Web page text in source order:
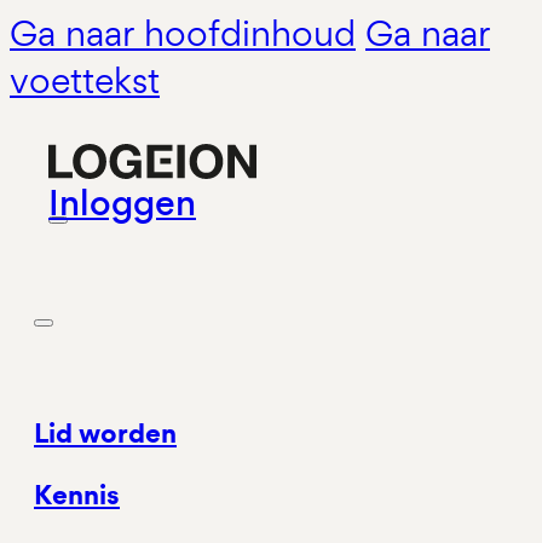
Ga naar hoofdinhoud Ga naar
voettekst
Inloggen
Lid worden
Kennis